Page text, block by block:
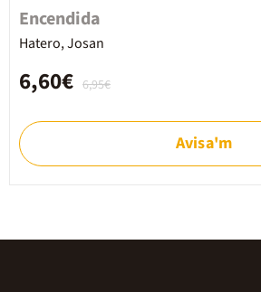
Encendida
Hatero, Josan
6,95€
6,60€
Avisa'm